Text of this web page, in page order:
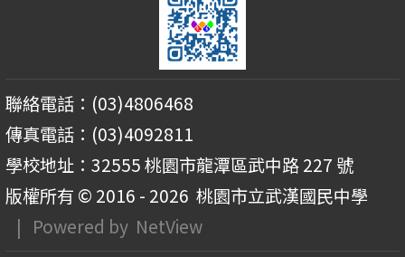
聯絡電話：(03)4806468
傳真電話：(03)4092811
學校地址：32555 桃園市龍潭區武中路 227 號
版權所有 © 2016 - 2026 桃園市立武漢國民中學
| Powered by NetView